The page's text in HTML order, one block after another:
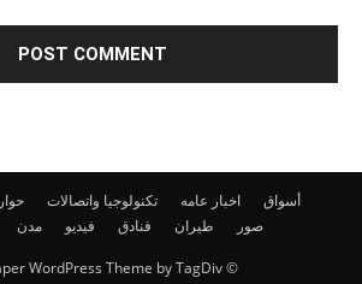
أسواق اخبار عامه تكنولوجيا واتصالات حوار
صور
طيران فنادق فيديو مدن
© Newspaper WordPress Theme by TagDiv